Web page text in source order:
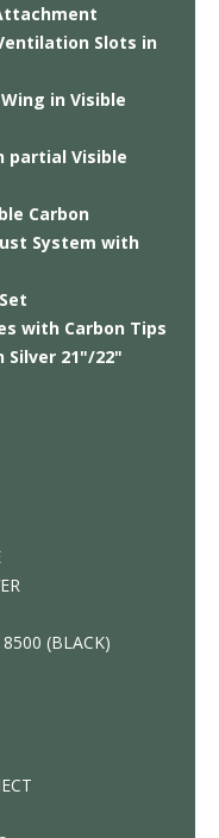
Slots in
in Visible
partial Visible
Carbon
System with
with Carbon Tips
Silver 21"/22"
(BLACK)